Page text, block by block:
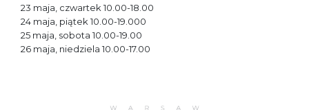
23 maja, czwartek 10.00-18.00
24 maja, piątek 10.00-19.000
25 maja, sobota 10.00-19.00
26 maja, niedziela 10.00-17.00